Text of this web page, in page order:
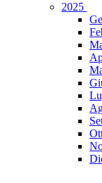
2025